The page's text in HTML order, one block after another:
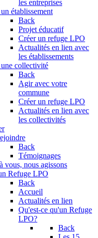
les entreprises
établissement
Back
Projet éducatif
Créer un refuge LPO
Actualités en lien avec
les établissements
une collectivité
Back
Agir avec votre
commune
Créer un refuge LPO
Actualités en lien avec
les collectivités
Back
Témoignages
vous, nous agissons
Refuge LPO
Back
Accueil
Actualités en lien
Qu'est-ce qu'un Refuge
LPO?
Back